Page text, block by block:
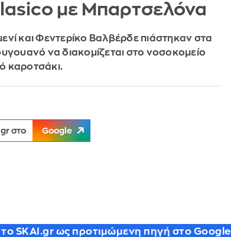
με Μπαρτσελόνα
και Φεντερίκο Βαλβέρδε πιάστηκαν στα
να διακομίζεται στο νοσοκομείο
καροτσάκι.
στο Google
SKAI.gr ως προτιμώμενη πηγή στο Google